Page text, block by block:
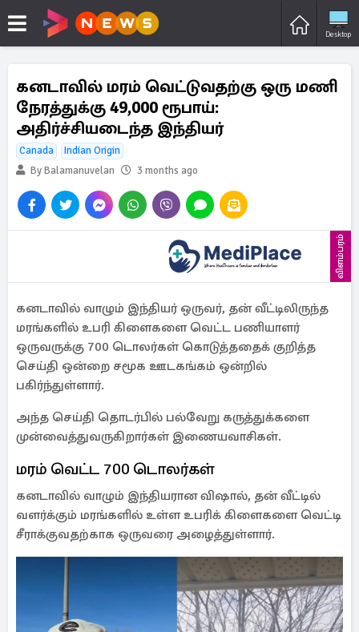
Desktop
கனடாவில் மரம் வெட்டுவதற்கு ஒரு மணி
நேரத்துக்கு 49,000 ரூபாய்:
அதிர்ச்சியடைந்த இந்தியர்
Canada
Indian Origin
By Balamanuvelan
3 months ago
விளம்பரம்
கனடாவில் வாழும் இந்தியர் ஒருவர், தன் வீட்டிலிருந்த
மரங்களில் உபரி கிளைகளை வெட்ட பணியாளர்
ஒருவருக்கு 700 டொலர்கள் கொடுத்ததைக் குறித்த
செய்தி ஒன்றை சமூக ஊடகங்கம் ஒன்றில்
பகிர்ந்துள்ளார்.
அந்த செய்தி தொடர்பில் பல்வேறு கருத்துக்களை
முன்வைத்துவருகிறார்கள் இணையவாசிகள்.
மரம் வெட்ட 700 டொலர்கள்
கனடாவில் வாழும் இந்தியரான விஷால், தன் வீட்டில்
வளர்க்கும் மரங்களில் உள்ள உபரிக் கிளைகளை வெட்டி
சீராக்குவதற்காக ஒருவரை அழைத்துள்ளார்.